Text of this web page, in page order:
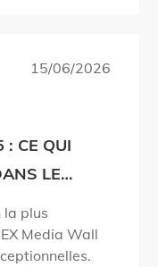
15/06/2026
: CE QUI
LE
!
la plus
Media Wall